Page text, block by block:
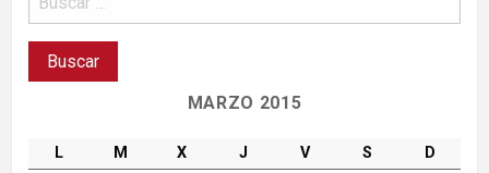
MARZO 2015
L M X J V S
D